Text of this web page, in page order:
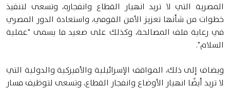
المصرية التي لا تريد انهيار القطاع وانفجاره، وتسعى لتنفيذ
خطوات من شأنها تعزيز الأمن القومي، واستعادة الدور المصري
في رعاية ملف المصالحة، وكذلك على صعيد ما يسمى "عملية
السلام".
ويضاف إلى ذلك، المواقف الإسرائيلية والأميركية والدولية التي
لا تريد أيضًا انهيار الأوضاع وانفجار القطاع، وتسعى لتوظيف مسار